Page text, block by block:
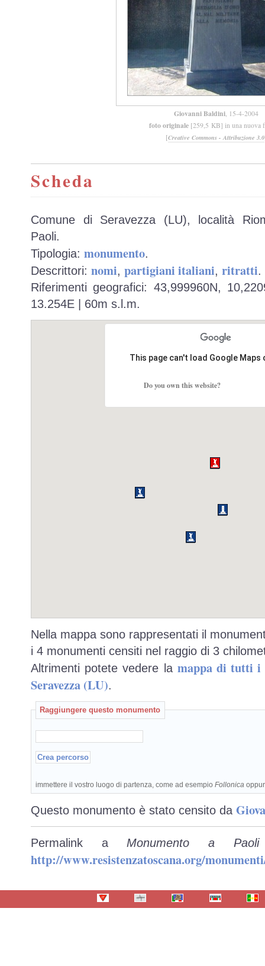
Giovanni Baldini, 15-4-2004
foto originale [259,5 KB] in una nuova
[Creative Commons - Attribuzione 3.0
Scheda
Comune di Seravezza (LU), località
Paoli.
Tipologia: monumento.
Descrittori: nomi, partigiani italiani, ritratti.
Riferimenti geografici: 43,999960N,
13.254E | 60m s.l.m.
This page can't load Google
Do you own this website?
Nella mappa sono rappresentati il
i 4 monumenti censiti nel raggio di 3
Altrimenti potete vedere la mappa di tutti i
Seravezza (LU).
Raggiungere questo monumento
immettere il vostro luogo di partenza, come ad esempio Follonica
Questo monumento è stato censito da
Permalink a Monumento a
http://www.resistenzatoscana.org/